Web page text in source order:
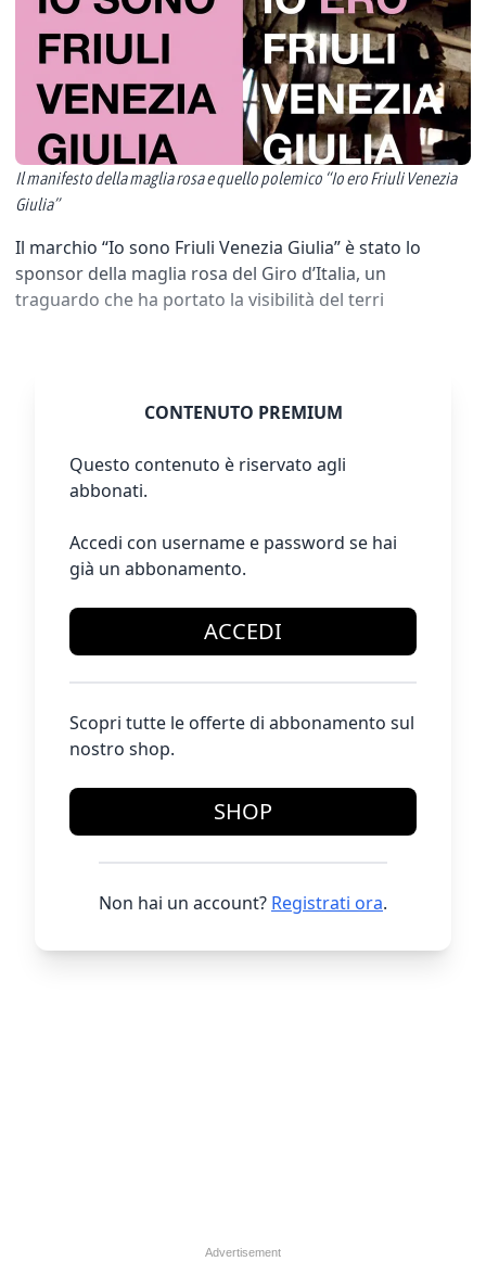
Il manifesto della maglia rosa e quello polemico “Io ero Friuli Venezia
Giulia”
Il marchio “Io sono Friuli Venezia Giulia” è stato lo
sponsor della maglia rosa del Giro d’Italia, un
traguardo che ha portato la visibilità del terri
CONTENUTO PREMIUM
Questo contenuto è riservato agli
abbonati.
Accedi con username e password se hai
già un abbonamento.
ACCEDI
Scopri tutte le offerte di abbonamento sul
nostro shop.
SHOP
Non hai un account? Registrati ora.